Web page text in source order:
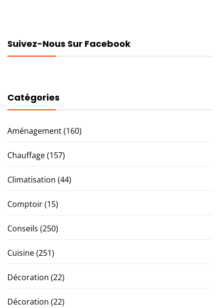
Suivez-Nous Sur Facebook
Catégories
Aménagement(160)
Chauffage(157)
Climatisation (44)
Comptoir(15)
Conseils (250)
Cuisine(251)
Décoration (22)
Décoration (22)